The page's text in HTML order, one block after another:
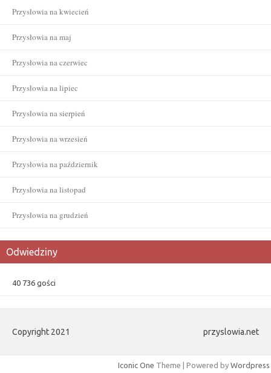
Przysłowia na kwiecień
Przysłowia na maj
Przysłowia na czerwiec
Przysłowia na lipiec
Przysłowia na sierpień
Przysłowia na wrzesień
Przysłowia na październik
Przysłowia na listopad
Przysłowia na grudzień
Odwiedziny
40 736 gości
Copyright 2021 przyslowia.net
Iconic One Theme | Powered by Wordpress